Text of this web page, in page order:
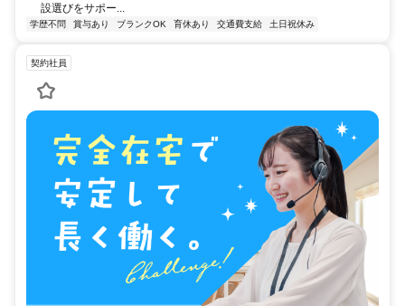
設選びをサポー...
学歴不問 賞与あり ブランクOK 育休あり 交通費支給 土日祝休み
契約社員